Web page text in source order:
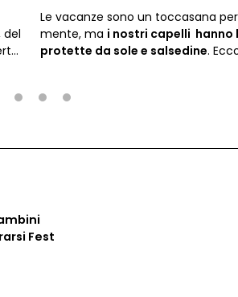
del
Le vacanze sono un toccasana
mente, ma i nostri capelli hanno
protette da sole e salsedine.
Fest